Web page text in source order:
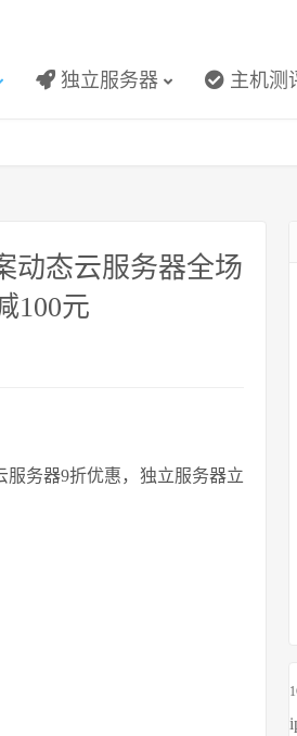
独立服务器 主机测
动态云服务器全场
100元